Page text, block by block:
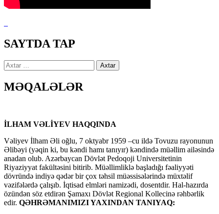
SAYTDA TAP
Axtarış:
MƏQALƏLƏR
İLHAM VƏLİYEV HAQQINDA
Vəliyev İlham Əli oğlu, 7 oktyabr 1959 –cu ildə Tovuzu rayonunun
Əlibəyi (yəqin ki, bu kəndi hamı tanıyır) kəndində müəllim ailəsində
anadan olub. Azərbaycan Dövlət Pedoqoji Universitetinin
Riyaziyyat fakültəsini bitirib. Müəllimliklə başladığı fəaliyyəti
dövründə indiyə qədər bir çox təhsil müəssisələrində müxtəlif
vəzifələrdə çalışıb. İqtisad elmləri namizədi, dosentdir. Hal-hazırda
özündən söz etdirən Şamaxı Dövlət Regional Kollecinə rəhbərlik
edir. QƏHRƏMANIMIZI YAXINDAN TANIYAQ: